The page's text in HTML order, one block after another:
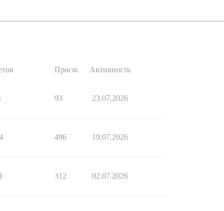
Просм. Активность
93 23.07.2026
496 19.07.2026
312 02.07.2026